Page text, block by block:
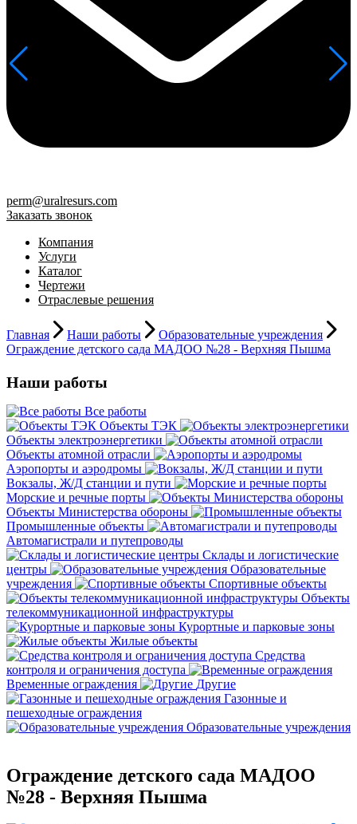
perm@uralresurs.com
Заказать звонок
Компания
Услуги
Каталог
Чертежи
Отраслевые решения
Главная Наши работы
Образовательные учреждения
Ограждение детского сада МАДОО №28 - Верхняя Пышма
Наши работы
Все работы
Объекты ТЭК
Объекты электроэнергетики
Объекты атомной отрасли
Аэропорты и аэродромы
Вокзалы, Ж/Д станции и пути
Морские и речные порты
Объекты Министерства обороны
Промышленные объекты
Автомагистрали и путепроводы
Склады и логистические
центры
Образовательные
учреждения
Спортивные объекты
Объекты
телекоммуникационной инфраструктуры
Курортные и парковые зоны
Жилые объекты
Средства
контроля и ограничения доступа
Временные ограждения
Другие
Газонные и
пешеходные ограждения
Образовательные учреждения
Ограждение детского сада МАДОО
№28 - Верхняя Пышма